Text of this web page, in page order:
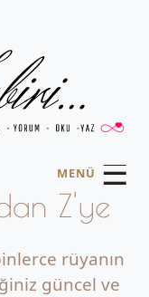
MENÜ ☰
Z'ye
rüyanın
güncel ve